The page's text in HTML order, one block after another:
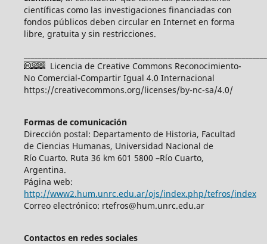
científicas como las investigaciones financiadas con
fondos públicos deben circular en Internet en forma
libre, gratuita y sin restricciones.
Licencia de Creative Commons Reconocimiento-
No Comercial-Compartir Igual 4.0 Internacional
https://creativecommons.org/licenses/by-nc-sa/4.0/
Formas de comunicación
Dirección postal: Departamento de Historia, Facultad
de Ciencias Humanas, Universidad Nacional de
Río Cuarto. Ruta 36 km 601 5800 –Río Cuarto,
Argentina.
Página web:
http://www2.hum.unrc.edu.ar/ojs/index.php/tefros/index
Correo electrónico: rtefros@hum.unrc.edu.ar
Contactos en redes sociales